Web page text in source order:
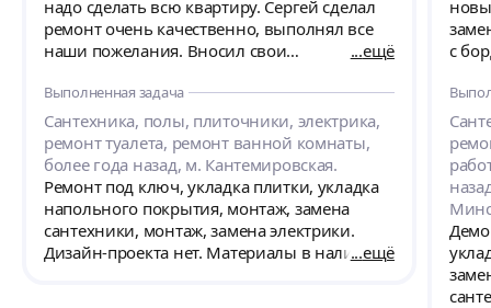
надо сделать всю квартиру. Сергей сделал
ремонт очень качественно, выполнял все
наши пожелания. Вносил свои
материалов. Ровные потолки, полы, стены
всё это сделал один человек в
трехкомнатной квартире. Понравилось, то
что Сергей делает свою работу качественно,
имеет множество различного инструмента.
Цены у Сергея приемлемые. По поводу
ремонта всегда проконсультирует,
подскажет, как сделать лучше. Ремонтом
остались с женой довольны. Советую всем
ещё
Выполненная задача
Сантехника, полы, плиточники, электрика,
ремонт туалета, ремонт ванной комнаты,
более года назад, м. Кантемировская.
Ремонт под ключ, укладка плитки, укладка
напольного покрытия, монтаж, замена
сантехники, монтаж, замена электрики.
Дизайн-проекта нет. Материалы в наличии.
ещё
с
на